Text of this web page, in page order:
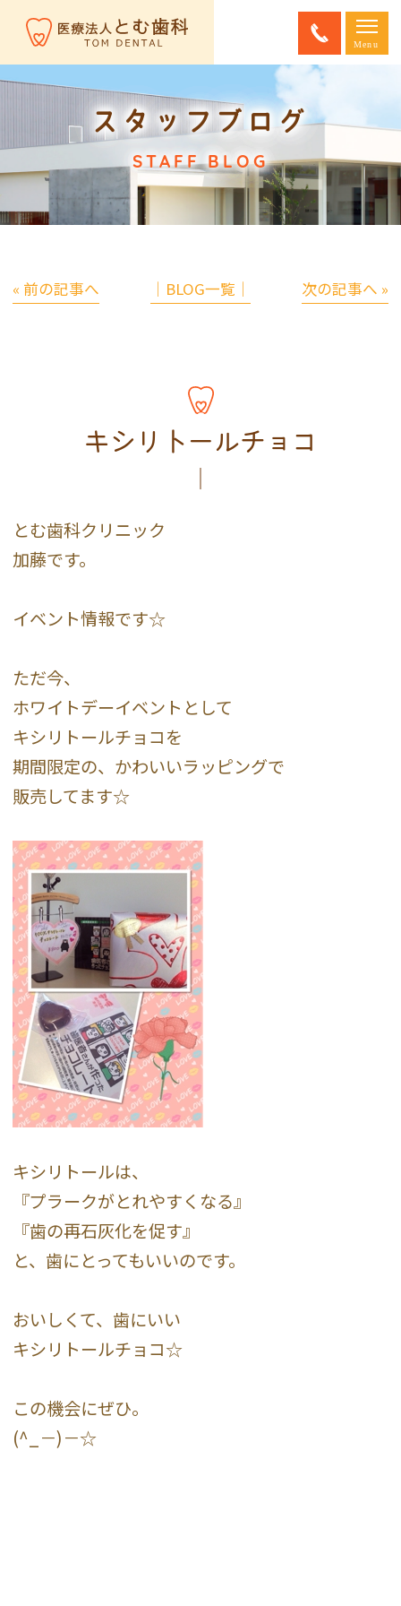
スタッフブログ
STAFF BLOG
« 前の記事へ │BLOG一覧│ 次の記事へ »
キシリトールチョコ
とむ歯科クリニック
加藤です。
イベント情報です☆
ただ今、
ホワイトデーイベントとして
キシリトールチョコを
期間限定の、かわいいラッピングで
販売してます☆
キシリトールは、
『プラークがとれやすくなる』
『歯の再石灰化を促す』
と、歯にとってもいいのです。
おいしくて、歯にいい
キシリトールチョコ☆
この機会にぜひ。
(^_－)－☆